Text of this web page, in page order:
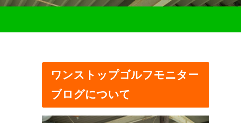
ワンストップゴルフモニター
ブログについて